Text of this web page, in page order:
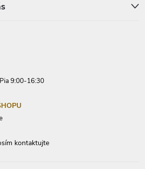
9:00-16:30
kontaktujte